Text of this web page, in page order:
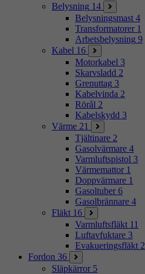
Belysning 14
Belysningsmast 4
Transformatorer 1
Arbetsbelysning 9
Kabel 16
Motorkabel 3
Skarvsladd 2
Grenuttag 3
Kabelvinda 2
Rörål 2
Kabelskydd 3
Värme 21
Tjältinare 2
Gasolvärmare 4
Varmluftspistol 3
Värmemattor 1
Doppvärmare 1
Gasoltuber 6
Gasolbrännare 4
Fläkt 16
Varmluftsfläkt 11
Luftavfuktare 3
Evakueringsfläkt 2
Fordon 36
Släpkärror 5